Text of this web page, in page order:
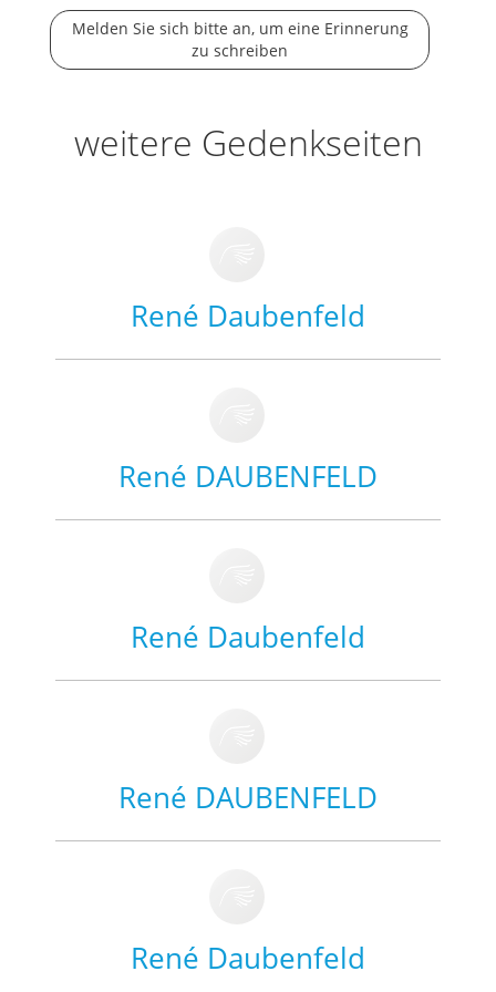
Melden Sie sich bitte an, um eine Erinnerung
zu schreiben
weitere Gedenkseiten
René Daubenfeld
René DAUBENFELD
René Daubenfeld
René DAUBENFELD
René Daubenfeld